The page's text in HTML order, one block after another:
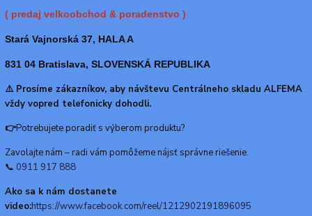
( predaj velkoobchod & poradenstvo )
Stará Vajnorská 37, HALA A
831 04 Bratislava, SLOVENSKÁ REPUBLIKA
⚠️ Prosíme zákazníkov, aby návštevu Centrálneho skladu ALFEMA
vždy vopred telefonicky dohodli.
👉Potrebujete poradiť s výberom produktu?
Zavolajte nám – radi vám pomôžeme nájsť správne riešenie.
📞 0911 917 888
Ako sa k nám dostanete
video:https://www.facebook.com/reel/1212902191896095